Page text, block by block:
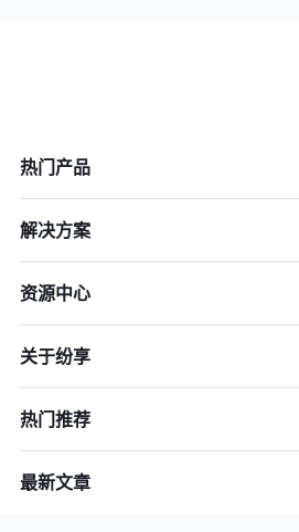
热门产品
解决方案
资源中心
关于纷享
热门推荐
最新文章